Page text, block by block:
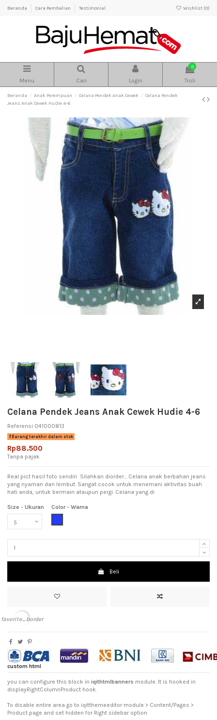
Beranda Cara Pembelian Testimonial Wishlist (0)
Menu Cari Login
0
Troli
Beranda Anak Perempuan Celana Pendek Anak Cewek
Celana Pendek
Jeans Anak Cewek Hudie 4-6
Celana Pendek Jeans Anak Cewek Hudie 4-6
Referensi 041000813
Barang terakhir dalam stok
Rp88.500
Tanpa pajak
Real pict hasil foto sendiri Silahkan diorder... Celana anak berbahan jeans
yang nyaman dan lembut. Sangat cocok untuk menemani aktivitas buah
hati anda, untuk bermain ataupun pergi. Celana yang di
Size - Ukuran
Color - Warna
Beli
favorite_border
custom html
you can configure this block in iqithtmlbanners module. It is hooked in
displayRightColumnProduct hook.
To disable entire area go to iqitthemeeditor module > Content/Pages >
Product page and set hidden for Right sidebar option